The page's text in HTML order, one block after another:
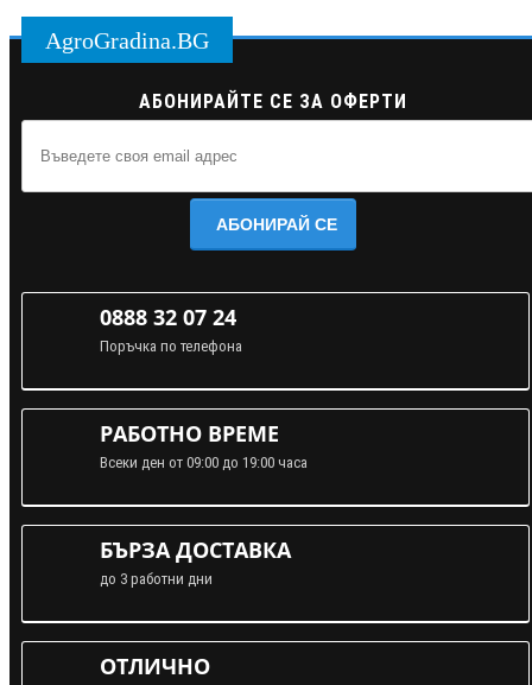
AgroGradina.BG
АБОНИРАЙТЕ СЕ ЗА ОФЕРТИ
АБОНИРАЙ СЕ
0888 32 07 24
Поръчка по телефона
РАБОТНО ВРЕМЕ
Всеки ден от 09:00 до 19:00 часа
БЪРЗА ДОСТАВКА
до 3 работни дни
ОТЛИЧНО